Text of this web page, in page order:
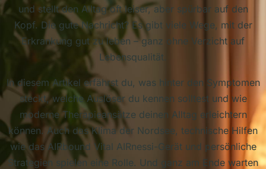
und stellt den Alltag oft leiser, aber spürbar auf den
Kopf. Die gute Nachricht? Es gibt viele Wege, mit der
Erkrankung gut zu leben – ganz ohne Verzicht auf
Lebensqualität.
In diesem Artikel erfährst du, was hinter den Symptomen
steckt, welche Auslöser du kennen solltest und wie
moderne Therapieansätze deinen Alltag erleichtern
können. Auch das Klima der Nordsee, technische Hilfen
wie das AIRbound Vital AIRnessi-Gerät und persönliche
Strategien spielen eine Rolle. Und ganz am Ende warten